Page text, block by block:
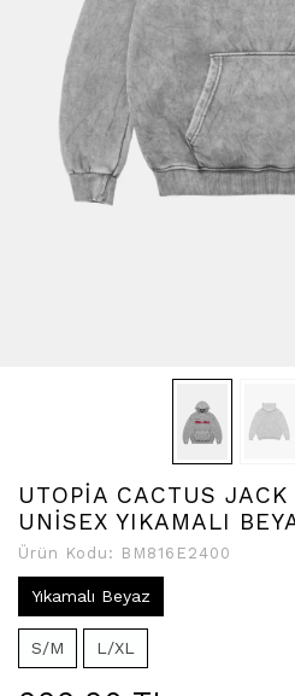
UTOPİA CACTUS
UNİSEX YIKAMALI
Ürün Kodu: BM816E2400
Yıkamalı Beyaz
S/M L/XL